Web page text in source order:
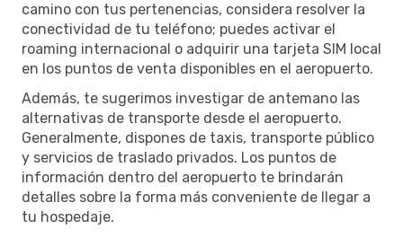
camino con tus pertenencias, considera resolver la
conectividad de tu teléfono; puedes activar el
roaming internacional o adquirir una tarjeta SIM local
en los puntos de venta disponibles en el aeropuerto.
Además, te sugerimos investigar de antemano las
alternativas de transporte desde el aeropuerto.
Generalmente, dispones de taxis, transporte público
y servicios de traslado privados. Los puntos de
información dentro del aeropuerto te brindarán
detalles sobre la forma más conveniente de llegar a
tu hospedaje.